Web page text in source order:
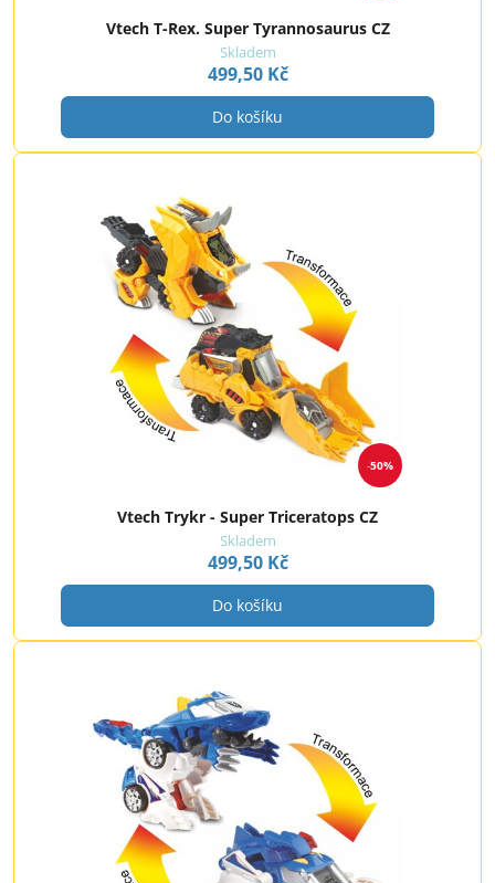
Vtech T-Rex. Super Tyrannosaurus CZ
Skladem
499,50 Kč
Do košíku
50%
Vtech Trykr - Super Triceratops CZ
Skladem
499,50 Kč
Do košíku